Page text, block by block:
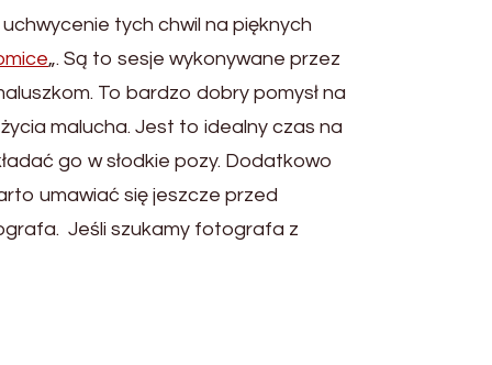
tych chwil na pięknych
„. Są to sesje wykonywane przez
To bardzo dobry pomysł na
malucha. Jest to idealny czas na
go w słodkie pozy. Dodatkowo
umawiać się jeszcze przed
Jeśli szukamy fotografa z